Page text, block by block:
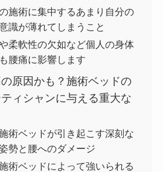
施術に集中するあまり自分の
識が薄れてしまうこと
柔軟性の欠如など個人の身体
腰痛に影響します
原因かも？施術ベッドの
ィシャンに与える重大な
術ベッドが引き起こす深刻な
勢と腰へのダメージ
術ベッドによって強いられる